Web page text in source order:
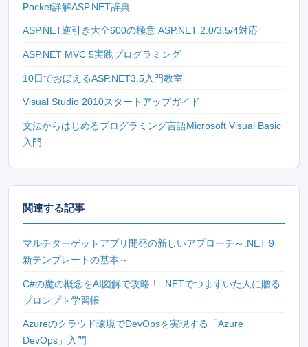
Pocket詳解ASP.NET辞典
ASP.NET逆引き大全600の極意 ASP.NET 2.0/3.5/4対応
ASP.NET MVC 5実践プログラミング
10日でおぼえるASP.NET3.5入門教室
Visual Studio 2010スタートアップガイド
文法からはじめるプログラミング言語Microsoft Visual Basic
入門
関連する記事
マルチターゲットアプリ開発の新しいアプローチ～.NET 9
新テンプレートの基本～
C#の魔の概念をAI図解で攻略！ .NETでつまずいた人に贈る
プロンプト学習帳
Azureのクラウド環境でDevOpsを実現する「Azure
DevOps」入門